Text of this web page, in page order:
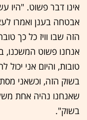
אינו דבר פשוט. "היו
אבטחה בענן ואמרו
הזה שבו וויז כל כך
אנחנו פשוט המשכנו,
טובות, והיום אני
בשוק הזה, וכשאני
שאנחנו נהיה אחת
בשוק".